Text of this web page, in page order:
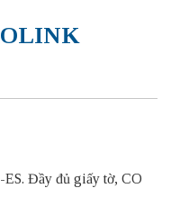
Đầy đủ giấy tờ, CO